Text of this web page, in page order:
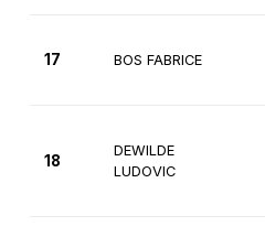
17 BOS FABRICE
18
DEWILDE
LUDOVIC